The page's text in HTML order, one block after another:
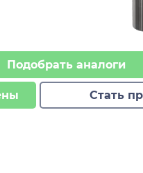
Подобрать аналоги
Стать